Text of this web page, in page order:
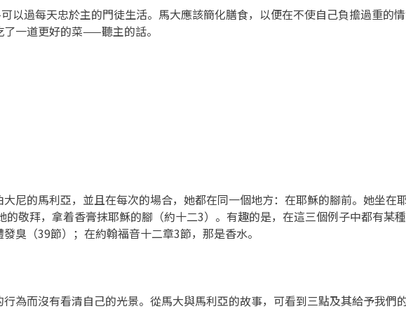
過每天忠於主的門徒生活。馬大應該簡化膳食，以便在不使自己負擔過重的情
一道更好的菜——聽主的話。
尼的馬利亞，並且在每次的場合，她都在同一個地方：在耶穌的腳前。她坐在
敬拜，拿着香膏抹耶穌的腳（約十二3）。有趣的是，在這三個例子中都有某
臭（39節）；在約翰福音十二章3節，那是香水。
為而沒有看清自己的光景。從馬大與馬利亞的故事，可看到三點及其給予我們的